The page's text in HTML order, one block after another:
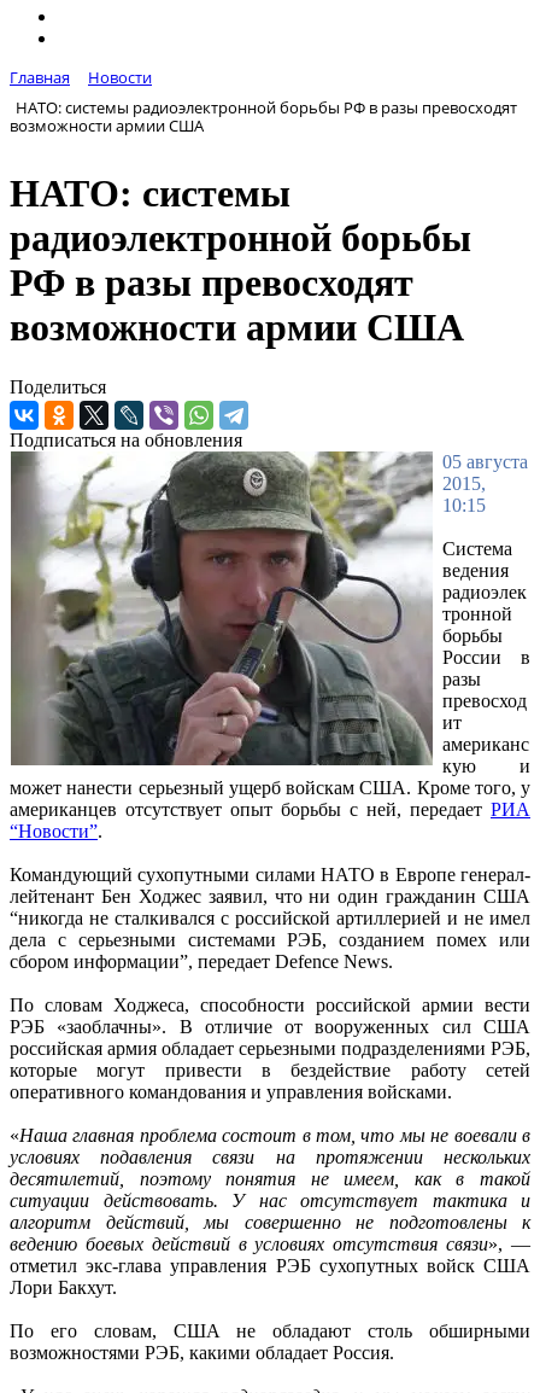
Главная
Новости
НАТО: системы радиоэлектронной борьбы РФ в разы превосходят
возможности армии США
НАТО: системы
радиоэлектронной борьбы
РФ в разы превосходят
возможности армии США
Поделиться
Подписаться на обновления
05 августа
2015,
10:15
Система
ведения
радиоэлек
тронной
борьбы
России в
разы
превосход
ит
американс
кую и
может нанести серьезный ущерб войскам США. Кроме того, у
американцев отсутствует опыт борьбы с ней, передает РИА
“Новости”.
Командующий сухопутными силами НАТО в Европе генерал-
лейтенант Бен Ходжес заявил, что ни один гражданин США
“никогда не сталкивался с российской артиллерией и не имел
дела с серьезными системами РЭБ, созданием помех или
сбором информации”, передает Defence News.
По словам Ходжеса, способности российской армии вести
РЭБ «заоблачны». В отличие от вооруженных сил США
российская армия обладает серьезными подразделениями РЭБ,
которые могут привести в бездействие работу сетей
оперативного командования и управления войсками.
«Наша главная проблема состоит в том, что мы не воевали в
условиях подавления связи на протяжении нескольких
десятилетий, поэтому понятия не имеем, как в такой
ситуации действовать. У нас отсутствует тактика и
алгоритм действий, мы совершенно не подготовлены к
ведению боевых действий в условиях отсутствия связи», —
отметил экс-глава управления РЭБ сухопутных войск США
Лори Бакхут.
По его словам, США не обладают столь обширными
возможностями РЭБ, какими обладает Россия.